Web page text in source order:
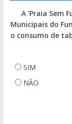
A 'Praia Sem
Municipais do
o consumo de
SIM
NÃO